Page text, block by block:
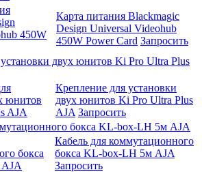
Карта питания Blackmagic
Design Universal Videohub
450W Power Card Запросить
двух юнитов Ki Pro Ultra Plus
Крепление для установки
двух юнитов Ki Pro Ultra Plus
AJA Запросить
бокса KL-box-LH 5м AJA
Кабель для коммутационного
бокса KL-box-LH 5м AJA
Запросить